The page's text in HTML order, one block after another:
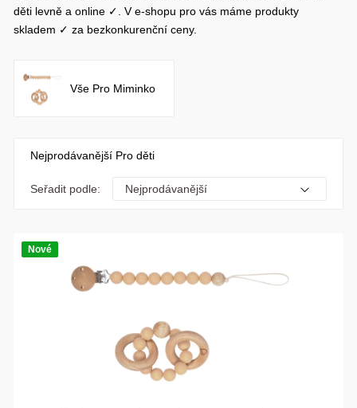
děti levně a online ✓. V e-shopu pro vás máme produkty
skladem ✓ za bezkonkurenční ceny.
Vše Pro Miminko
Nejprodávanější Pro děti
Seřadit podle:
Nové